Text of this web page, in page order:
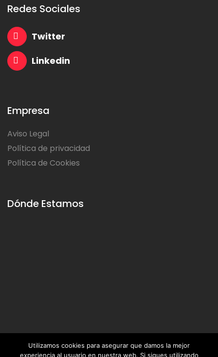
Redes Sociales
Twitter
Linkedin
Empresa
Aviso Legal
Política de privacidad
Política de Cookies
Dónde Estamos
Utilizamos cookies para asegurar que damos la mejor
experiencia al usuario en nuestra web. Si sigues utilizando